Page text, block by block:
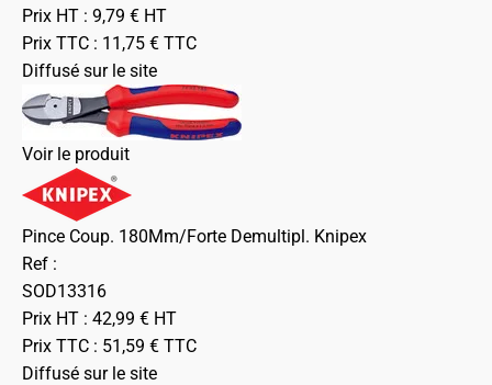
Prix HT : 9,79 € HT
Prix TTC : 11,75 € TTC
Diffusé sur le site
Voir le produit
Pince Coup. 180Mm/Forte Demultipl. Knipex
Ref :
SOD13316
Prix HT : 42,99 € HT
Prix TTC : 51,59 € TTC
Diffusé sur le site